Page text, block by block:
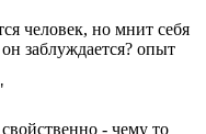
человек, но мнит себя
заблуждается? опыт
- чему то